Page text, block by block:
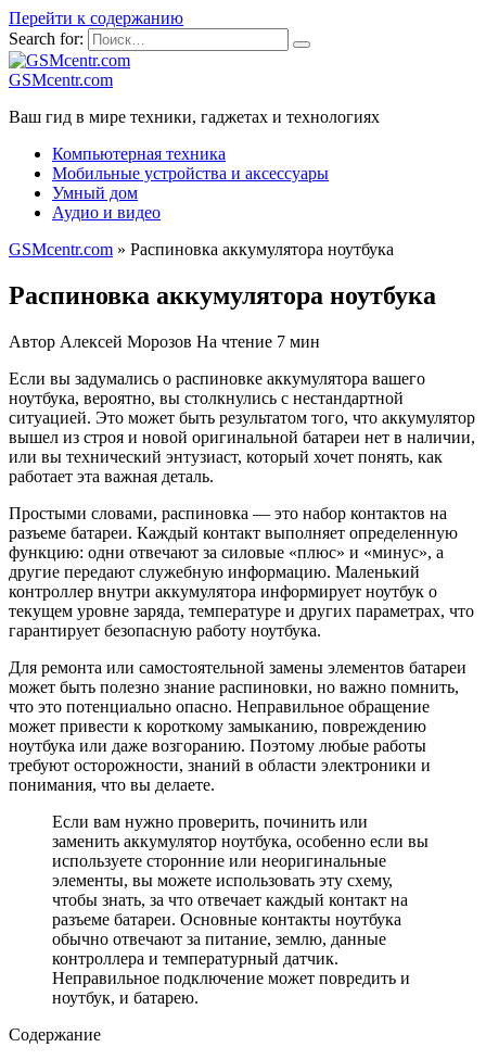
Перейти к содержанию
Search for:
GSMcentr.com
Ваш гид в мире техники, гаджетах и технологиях
Компьютерная техника
Мобильные устройства и аксессуары
Умный дом
Аудио и видео
GSMcentr.com » Распиновка аккумулятора ноутбука
Распиновка аккумулятора ноутбука
Автор Алексей Морозов На чтение 7 мин
Если вы задумались о распиновке аккумулятора вашего
ноутбука, вероятно, вы столкнулись с нестандартной
ситуацией. Это может быть результатом того, что аккумулятор
вышел из строя и новой оригинальной батареи нет в наличии,
или вы технический энтузиаст, который хочет понять, как
работает эта важная деталь.
Простыми словами, распиновка — это набор контактов на
разъеме батареи. Каждый контакт выполняет определенную
функцию: одни отвечают за силовые «плюс» и «минус», а
другие передают служебную информацию. Маленький
контроллер внутри аккумулятора информирует ноутбук о
текущем уровне заряда, температуре и других параметрах, что
гарантирует безопасную работу ноутбука.
Для ремонта или самостоятельной замены элементов батареи
может быть полезно знание распиновки, но важно помнить,
что это потенциально опасно. Неправильное обращение
может привести к короткому замыканию, повреждению
ноутбука или даже возгоранию. Поэтому любые работы
требуют осторожности, знаний в области электроники и
понимания, что вы делаете.
Если вам нужно проверить, починить или
заменить аккумулятор ноутбука, особенно если вы
используете сторонние или неоригинальные
элементы, вы можете использовать эту схему,
чтобы знать, за что отвечает каждый контакт на
разъеме батареи. Основные контакты ноутбука
обычно отвечают за питание, землю, данные
контроллера и температурный датчик.
Неправильное подключение может повредить и
ноутбук, и батарею.
Содержание